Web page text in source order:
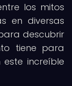
los mitos
en diversas
descubrir
tiene para
este increíble